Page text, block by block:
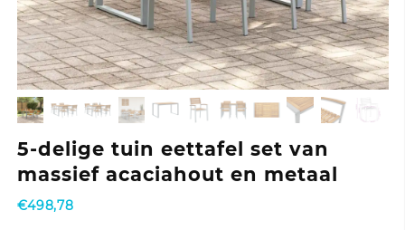
5-delige tuin eettafel set van
massief acaciahout en metaal
€498,78